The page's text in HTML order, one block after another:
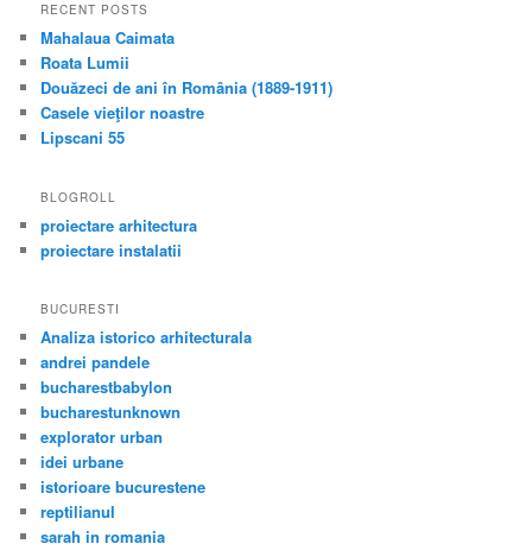
RECENT POSTS
Mahalaua Caimata
Roata Lumii
Douăzeci de ani în România (1889-1911)
Casele vieţilor noastre
Lipscani 55
BLOGROLL
proiectare arhitectura
proiectare instalatii
BUCURESTI
Analiza istorico arhitecturala
andrei pandele
bucharestbabylon
bucharestunknown
explorator urban
idei urbane
istorioare bucurestene
reptilianul
sarah in romania